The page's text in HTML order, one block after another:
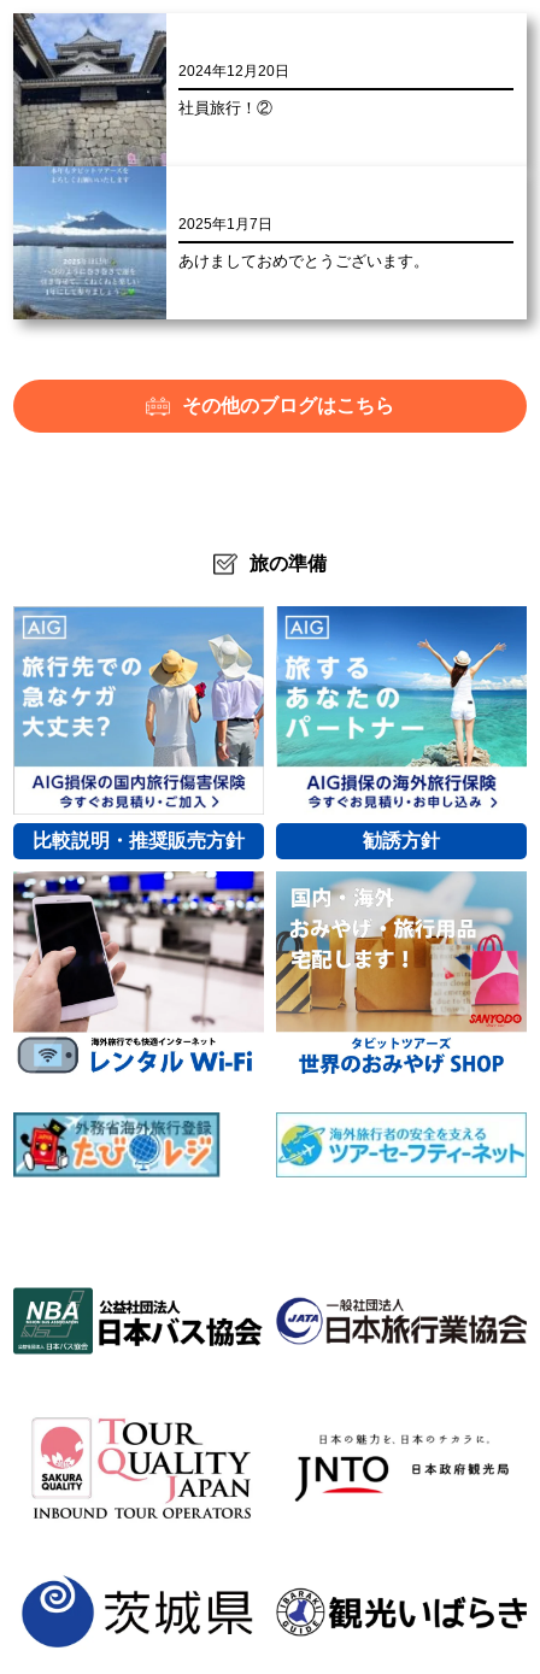
2024年12月20日
社員旅行！②
2025年1月7日
あけましておめでとうございます。
その他のブログはこちら
旅の準備
比較説明・推奨販売方針 勧誘方針